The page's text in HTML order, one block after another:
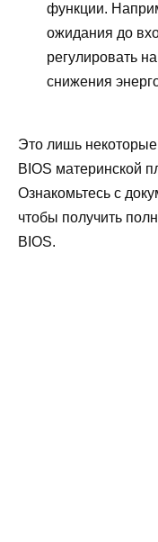
функции.
ожидания до
регулировать
снижения
Это лишь
BIOS материнской
Ознакомьтесь с
чтобы получить
BIOS.